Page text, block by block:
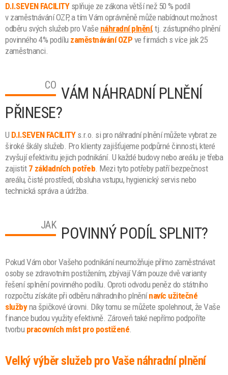
D.I.SEVEN FACILITYsplňuje ze zákona větší než 50 % podíl
v zaměstnávání OZP, a tím Vám oprávněně může nabídnout možnost
odběru svých služeb pro Vaše náhradní plnění, tj. zástupného plnění
povinného 4% podílu zaměstnávání OZP ve firmách s více jak 25
zaměstnanci.
CO VÁM NÁHRADNÍ PLNĚNÍ
PŘINESE?
U D.I.SEVEN FACILITYs.r.o. si pro náhradní plnění můžete vybrat ze
široké škály služeb. Pro klienty zajišťujeme podpůrné činnosti, které
zvyšují efektivitu jejich podnikání. U každé budovy nebo areálu je třeba
zajistit 7 základních potřeb . Mezi tyto potřeby patří bezpečnost
areálu, čisté prostředí, obsluha vstupu, hygienický servis nebo
technická správa a údržba.
JAK POVINNÝ PODÍL SPLNIT?
Pokud Vám obor Vašeho podnikání neumožňuje přímo zaměstnávat
osoby se zdravotním postižením, zbývají Vám pouze dvě varianty
řešení splnění povinného podílu. Oproti odvodu peněz do státního
rozpočtu získáte při odběru náhradního plněnínavíc užitečné
službyna špičkové úrovni. Díky tomu se můžete spolehnout, že Vaše
finance budou využity efektivně. Zároveň také nepřímo podpoříte
tvorbu pracovních míst pro postižené
Velký výběr služeb pro Vaše náhradní plnění